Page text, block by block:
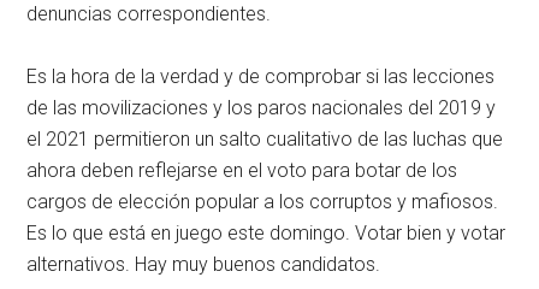
denuncias correspondientes.
Es la hora de la verdad y de comprobar si las lecciones
de las movilizaciones y los paros nacionales del 2019 y
el 2021 permitieron un salto cualitativo de las luchas que
ahora deben reflejarse en el voto para botar de los
cargos de elección popular a los corruptos y mafiosos.
Es lo que está en juego este domingo. Votar bien y votar
alternativos. Hay muy buenos candidatos.